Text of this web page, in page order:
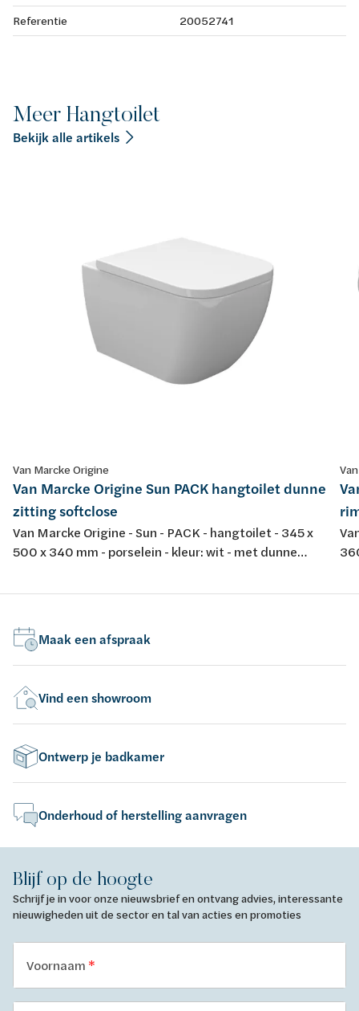
Referentie 20052741
Meer Hangtoilet
Bekijk alle artikels
Van Marcke Origine
Van Marcke Origine Sun PACK hangtoilet dunne
zitting softclose
Van Marcke Origine - Sun - PACK - hangtoilet - 345 x
500 x 340 mm - porselein - kleur: wit - met dunne
Maak een afspraak
Vind een showroom
Ontwerp je badkamer
Onderhoud of herstelling aanvragen
Blijf op de hoogte
Schrijf je in voor onze nieuwsbrief en ontvang advies, interessante
nieuwigheden uit de sector en tal van acties en promoties
Voornaam